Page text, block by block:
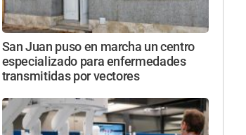
San Juan puso en marcha un centro
especializado para enfermedades
transmitidas por vectores